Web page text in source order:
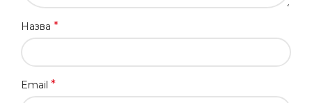
Назва *
Email *